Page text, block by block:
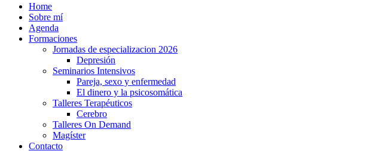
Home
Sobre mí
Agenda
Formaciones
Jornadas de especializacion 2026
Depresión
Seminarios Intensivos
Pareja, sexo y enfermedad
El dinero y la psicosomática
Talleres Terapéuticos
Cerebro
Talleres On Demand
Magíster
Contacto